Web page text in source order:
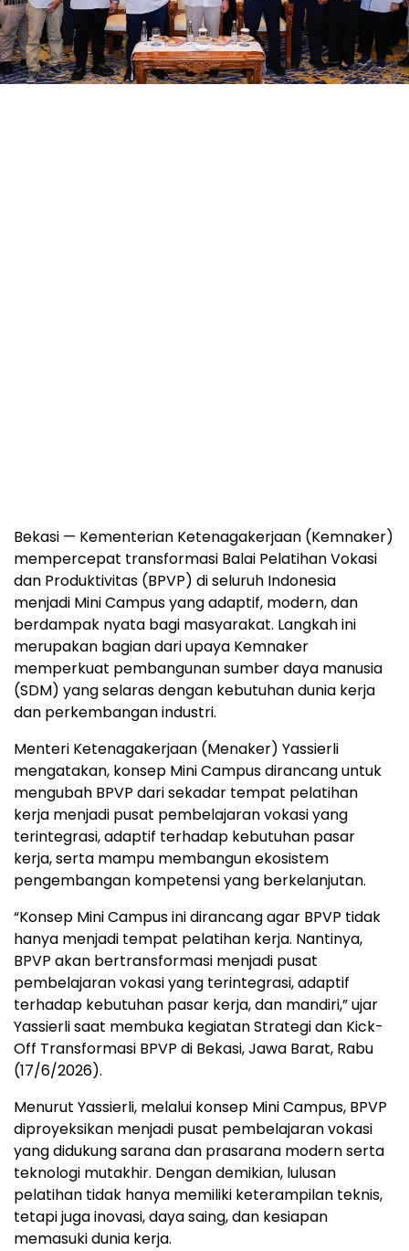
Bekasi — Kementerian Ketenagakerjaan (Kemnaker)
mempercepat transformasi Balai Pelatihan Vokasi
dan Produktivitas (BPVP) di seluruh Indonesia
menjadi Mini Campus yang adaptif, modern, dan
berdampak nyata bagi masyarakat. Langkah ini
merupakan bagian dari upaya Kemnaker
memperkuat pembangunan sumber daya manusia
(SDM) yang selaras dengan kebutuhan dunia kerja
dan perkembangan industri.
Menteri Ketenagakerjaan (Menaker) Yassierli
mengatakan, konsep Mini Campus dirancang untuk
mengubah BPVP dari sekadar tempat pelatihan
kerja menjadi pusat pembelajaran vokasi yang
terintegrasi, adaptif terhadap kebutuhan pasar
kerja, serta mampu membangun ekosistem
pengembangan kompetensi yang berkelanjutan.
“Konsep Mini Campus ini dirancang agar BPVP tidak
hanya menjadi tempat pelatihan kerja. Nantinya,
BPVP akan bertransformasi menjadi pusat
pembelajaran vokasi yang terintegrasi, adaptif
terhadap kebutuhan pasar kerja, dan mandiri,” ujar
Yassierli saat membuka kegiatan Strategi dan Kick-
Off Transformasi BPVP di Bekasi, Jawa Barat, Rabu
(17/6/2026).
Menurut Yassierli, melalui konsep Mini Campus, BPVP
diproyeksikan menjadi pusat pembelajaran vokasi
yang didukung sarana dan prasarana modern serta
teknologi mutakhir. Dengan demikian, lulusan
pelatihan tidak hanya memiliki keterampilan teknis,
tetapi juga inovasi, daya saing, dan kesiapan
memasuki dunia kerja.